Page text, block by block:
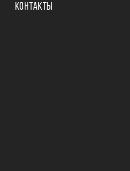
КОНТАКТЫ